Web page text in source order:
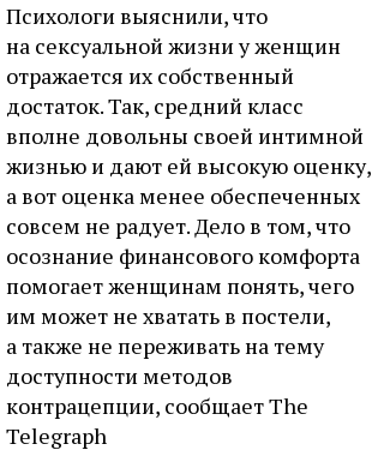
Психологи выяснили, что
на сексуальной жизни у женщин
отражается их собственный
достаток. Так, средний класс
вполне довольны своей интимной
жизнью и дают ей высокую оценку,
а вот оценка менее обеспеченных
совсем не радует. Дело в том, что
осознание финансового комфорта
помогает женщинам понять, чего
им может не хватать в постели,
а также не переживать на тему
доступности методов
контрацепции, сообщает The
Telegraph